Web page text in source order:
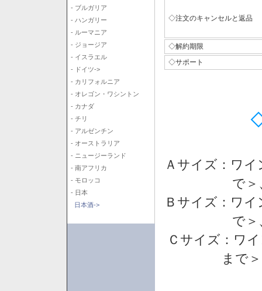
- ブルガリア
- ハンガリー
- ルーマニア
- ジョージア
- イスラエル
- ドイツ->
- カリフォルニア
- オレゴン・ワシントン
- カナダ
- チリ
- アルゼンチン
- オーストラリア
- ニュージーランド
- 南アフリカ
- モロッコ
- 日本
日本酒->
◇注文のキャンセルと返品
◇解約期限
◇サポート
Ａサイズ：ワ
で
Ｂサイズ：ワ
で
Ｃサイズ：ワ
まで